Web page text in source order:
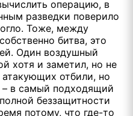
операцию, в
разведки поверило
Тоже, между
битва, это
Один воздушный
хотя и заметил, но не
отбили, но
– в самый подходящий
беззащитности
потому, что где-то